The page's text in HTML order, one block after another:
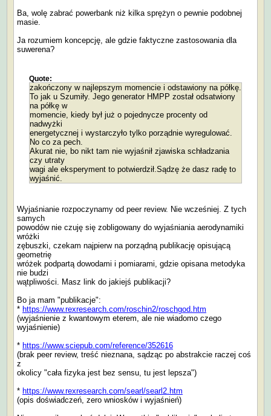
Ba, wolę zabrać powerbank niż kilka sprężyn o pewnie podobnej
masie.
Ja rozumiem koncepcję, ale gdzie faktyczne zastosowania dla
suwerena?
Quote:
zakończony w najlepszym momencie i odstawiony na półkę.
To jak u Szumiły. Jego generator HMPP został odsatwiony
na półkę w
momencie, kiedy był już o pojednycze procenty od
nadwyżki
energetycznej i wystarczyło tylko porządnie wyregulować.
No co za pech.
Akurat nie, bo nikt tam nie wyjaśnił zjawiska schładzania
czy utraty
wagi ale eksperyment to potwierdził.Sądzę że dasz radę to
wyjaśnić.
Wyjaśnianie rozpoczynamy od peer review. Nie wcześniej. Z tych
samych
powodów nie czuję się zobligowany do wyjaśniania aerodynamiki
wróżki
zębuszki, czekam najpierw na porządną publikację opisującą
geometrię
wróżek podpartą dowodami i pomiarami, gdzie opisana metodyka
nie budzi
wątpliwości. Masz link do jakiejś publikacji?
Bo ja mam "publikacje":
* https://www.rexresearch.com/roschin2/roschgod.htm
(wyjaśnienie z kwantowym eterem, ale nie wiadomo czego
wyjaśnienie)
* https://www.sciepub.com/reference/352616
(brak peer review, treść nieznana, sądząc po abstrakcie raczej coś
z
okolicy "cała fizyka jest bez sensu, tu jest lepsza")
* https://www.rexresearch.com/searl/searl2.htm
(opis doświadczeń, zero wniosków i wyjaśnień)